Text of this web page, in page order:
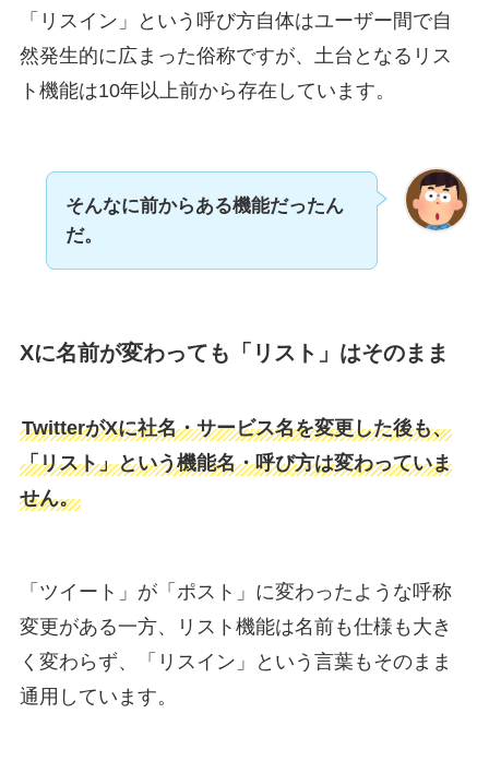
「リスイン」という呼び方自体はユーザー間で自
然発生的に広まった俗称ですが、土台となるリス
ト機能は10年以上前から存在しています。
そんなに前からある機能だったん
だ。
Xに名前が変わっても「リスト」はそのまま
TwitterがXに社名・サービス名を変更した後も、
「リスト」という機能名・呼び方は変わっていま
せん。
「ツイート」が「ポスト」に変わったような呼称
変更がある一方、リスト機能は名前も仕様も大き
く変わらず、「リスイン」という言葉もそのまま
通用しています。